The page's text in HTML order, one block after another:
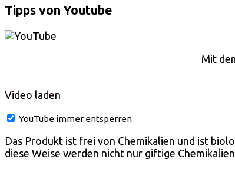
Tipps von Youtube
Mit
Video laden
YouTube immer entsperren
Das Produkt ist frei von Chemikalien und ist
diese Weise werden nicht nur giftige